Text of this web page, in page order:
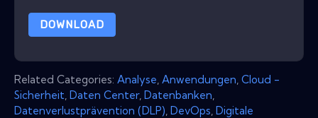
DOWNLOAD
Related Categories: Analyse Anwendungen Cloud -
Sicherheit Daten Center, Datenbanken
Datenverlustprävention (DLP) DevOps Digitale